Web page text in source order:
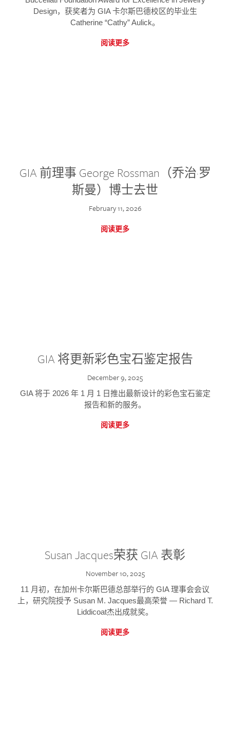
Design，获奖者为 GIA 卡尔斯巴德校区的毕业生
Catherine “Cathy” Aulick。
阅读更多
GIA 前理事 George Rossman（乔治·罗
斯曼）博士去世
February 11, 2026
阅读更多
GIA 将更新彩色宝石鉴定报告
December 9, 2025
GIA 将于 2026 年 1 月 1 日推出最新设计的彩色宝石鉴定
报告和新的服务。
阅读更多
Susan Jacques荣获 GIA 表彰
November 10, 2025
11 月初，在加州卡尔斯巴德总部举行的 GIA 理事会会议
上，研究院授予 Susan M. Jacques最高荣誉 — Richard T.
Liddicoat杰出成就奖。
阅读更多